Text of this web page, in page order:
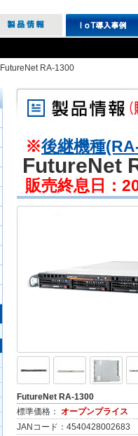
FutureNet RA-1300
※後継機種
FutureNet
販売終息日：
FutureNet RA-1300
標準価格： オープンプライス
JANコード：4540428002683